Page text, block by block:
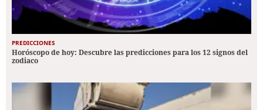
PREDICCIONES
Horóscopo de hoy: Descubre las predicciones para los 12 signos del
zodiaco